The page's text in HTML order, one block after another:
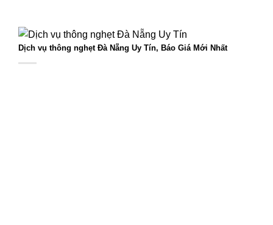
Dịch vụ thông nghẹt Đà Nẵng Uy Tín, Báo Giá Mới Nhất